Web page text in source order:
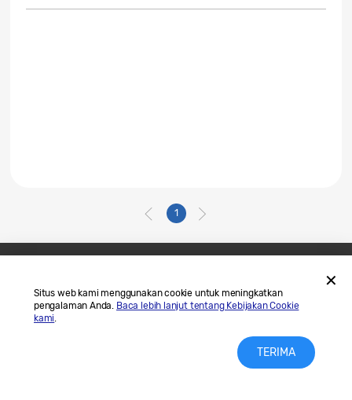
Situs web kami menggunakan cookie untuk meningkatkan
pengalaman Anda. Baca lebih lanjut tentang Kebijakan Cookie
kami.
TERIMA
1
Hubungi Kami
SAMSUNG.COM
Legal
Privasi